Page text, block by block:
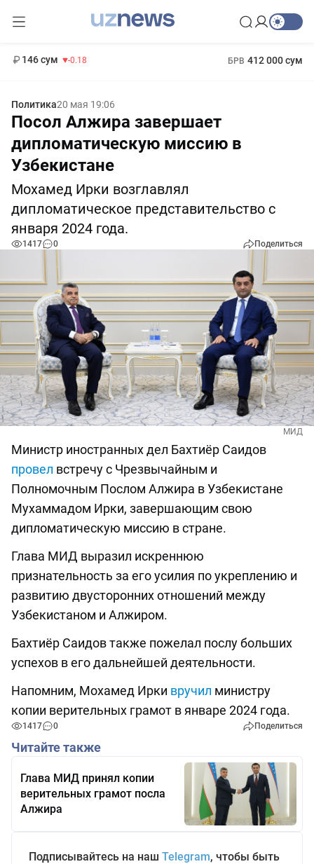
146 сум -0.18 БРВ 412 000 сум
Политика20 мая 19:06
Посол Алжира завершает
дипломатическую миссию в
Узбекистане
Мохамед Ирки возглавлял
дипломатическое представительство с
января 2024 года.
1417 0 Поделиться
МИД
Министр иностранных дел Бахтиёр Саидов
провел встречу с Чрезвычайным и
Полномочным Послом Алжира в Узбекистане
Мухаммадом Ирки, завершающим свою
дипломатическую миссию в стране.
Глава МИД выразил искреннюю
признательность за его усилия по укреплению и
развитию двусторонних отношений между
Узбекистаном и Алжиром.
Бахтиёр Саидов также пожелал послу больших
успехов в его дальнейшей деятельности.
Напомним, Мохамед Ирки вручил министру
копии верительных грамот в январе 2024 года.
1417 0 Поделиться
Читайте также
Глава МИД принял копии
верительных грамот посла
Алжира
Подписывайтесь на наш Telegram, чтобы быть